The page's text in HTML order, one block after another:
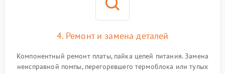
4. Ремонт и замена деталей
Компонентный ремонт платы, пайка цепей питания. Замена
неисправной помпы, перегоревшего термоблока или тупых